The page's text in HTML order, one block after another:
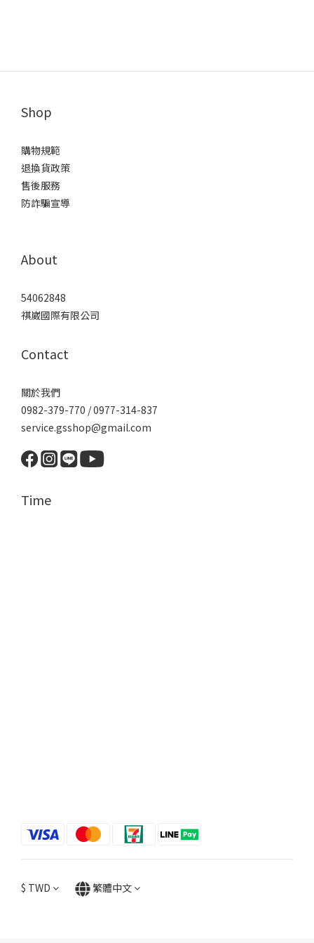
Shop
購物規範
退換貨政策
售後服務
防詐騙宣導
About
54062848
祺崴國際有限公司
Contact
關於我們
0982-379-770 / 0977-314-837
service.gsshop@gmail.com
Time
$ TWD 繁體中文